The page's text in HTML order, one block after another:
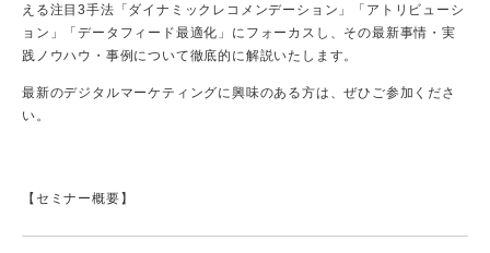
える注目3手法「ダイナミックレコメンデーション」「アトリビューシ
ョン」「データフィード最適化」にフォーカスし、その最新事情・実
践ノウハウ・事例について徹底的に解説いたします。
最新のデジタルマーケティングに興味のある方は、ぜひご参加くださ
い。
【セミナー概要】